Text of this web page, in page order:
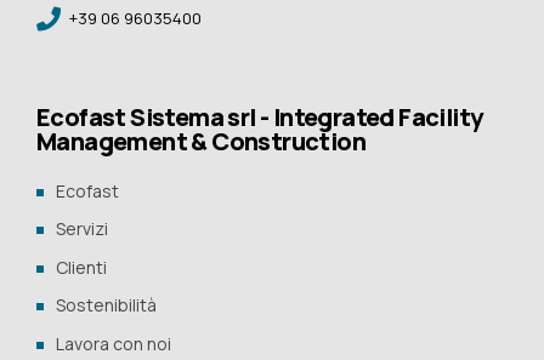
+39 06 96035400
Ecofast Sistema srl - Integrated Facility
Management & Construction
Ecofast
Servizi
Clienti
Sostenibilità
Lavora con noi